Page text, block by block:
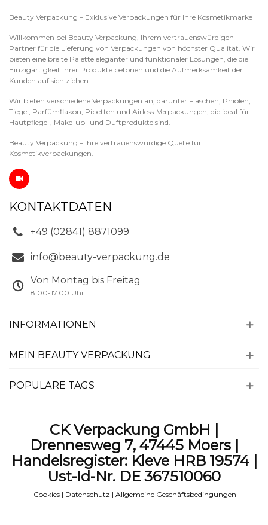
Beauty Verpackung – Exklusive Verpackungen für Ihre Kosmetikmarke
Willkommen bei Beauty Verpackung, Ihrem vertrauenswürdigen
Partner für die Lieferung von Verpackungen von höchster Qualität. Wir
bieten eine breite Palette eleganter und funktionaler Lösungen, die die
Einzigartigkeit Ihrer Produkte betonen und die Aufmerksamkeit der
Kunden auf sich ziehen.
Wir bieten verschiedene Verpackungen an, darunter Flaschen, Phiolen,
Tiegel, Parfümflakon, Pipetten und Airless-Verpackungen, die ideal für
Hautpflege-, Make-up- und Duftprodukte sind.
Beauty Verpackung – Ihre vertrauenswürdige Quelle für
Kosmetikverpackungen.
KONTAKTDATEN
+49 (02841) 8871099
info@beauty-verpackung.de
Von Montag bis Freitag
8.00-17.00 Uhr
INFORMATIONEN
MEIN BEAUTY VERPACKUNG
POPULÄRE TAGS
CK Verpackung GmbH |
Drennesweg 7, 47445 Moers |
Handelsregister: Kleve HRB 19574 |
Ust-Id-Nr. DE 367510060
| Cookies | Datenschutz | Allgemeine Geschäftsbedingungen |